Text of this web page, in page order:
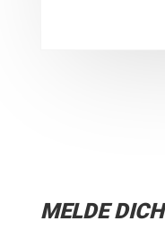
MELDE DICH